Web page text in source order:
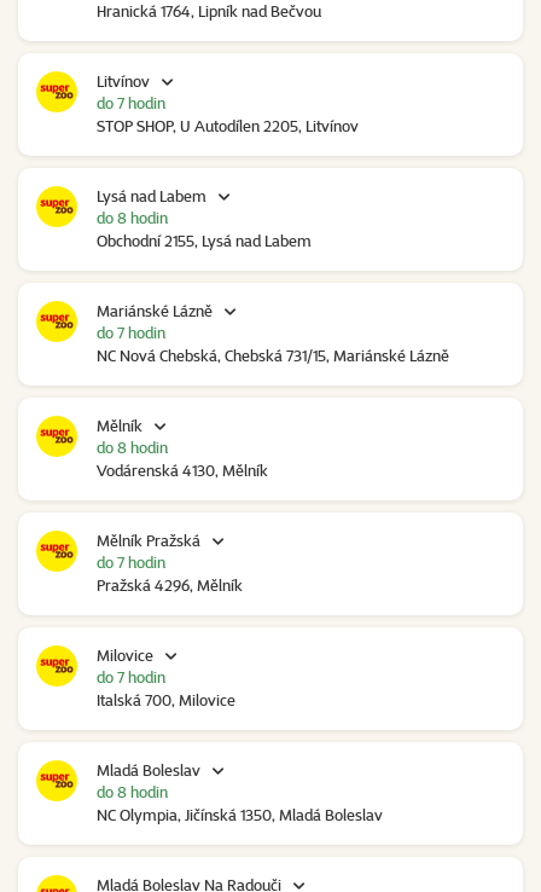
Hranická 1764, Lipník nad Bečvou
Litvínov
STOP SHOP, U Autodílen 2205, Litvínov
do 7 hodin
Lysá nad Labem
Obchodní 2155, Lysá nad Labem
do 8 hodin
Mariánské Lázně
NC Nová Chebská, Chebská 731/15, Mariánské Lázně
do 7 hodin
Mělník
Vodárenská 4130, Mělník
do 8 hodin
Mělník Pražská
Pražská 4296, Mělník
do 7 hodin
Milovice
Italská 700, Milovice
do 7 hodin
Mladá Boleslav
NC Olympia, Jičínská 1350, Mladá Boleslav
do 8 hodin
Mladá Boleslav Na Radouči